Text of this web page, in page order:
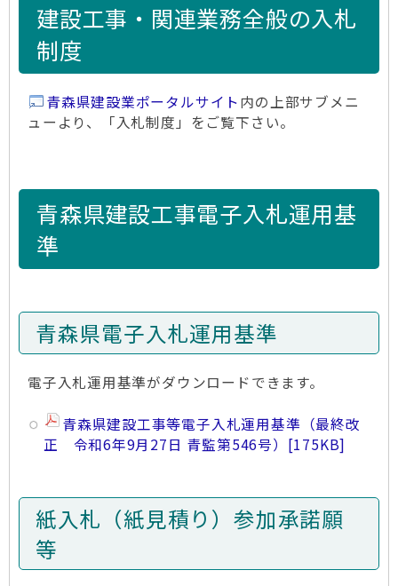
建設工事・関連業務全般の入札
制度
青森県建設業ポータルサイト内の上部サブメニ
ューより、「入札制度」をご覧下さい。
青森県建設工事電子入札運用基
準
青森県電子入札運用基準
電子入札運用基準がダウンロードできます。
青森県建設工事等電子入札運用基準（最終改
正 令和6年9月27日 青監第546号） [175KB]
紙入札（紙見積り）参加承諾願
等